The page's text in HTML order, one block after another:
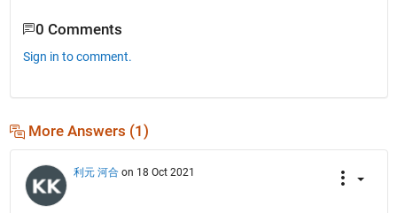
0 Comments
Sign in to comment.
More Answers (1)
利元 河合 on 18 Oct 2021